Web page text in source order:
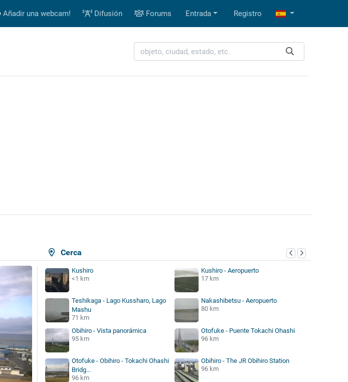
Añadir una webcam! Difusión Forums Entrada Registro
Cerca
Kushiro
<1 km
Kushiro - Aeropuerto
17 km
Teshikaga - Lago Kussharo, Lago
Mashu
71 km
Nakashibetsu - Aeropuerto
80 km
Obihiro - Vista panorámica
95 km
Otofuke - Puente Tokachi Ohashi
96 km
Otofuke - Obihiro - Tokachi Ohashi
Bridg...
96 km
Obihiro - The JR Obihiro Station
96 km